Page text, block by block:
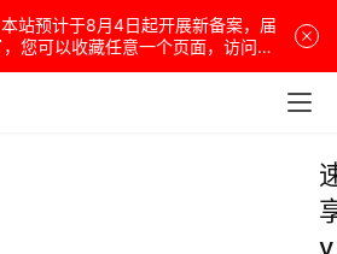
站预计于8月4日起开展新备案，届
您可以收藏任意一个页面，访问网
站！
v